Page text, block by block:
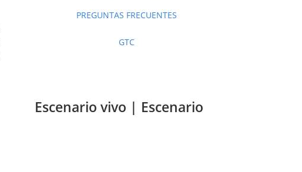
PREGUNTAS FRECUENTES
GTC
Escenario vivo | Escenario